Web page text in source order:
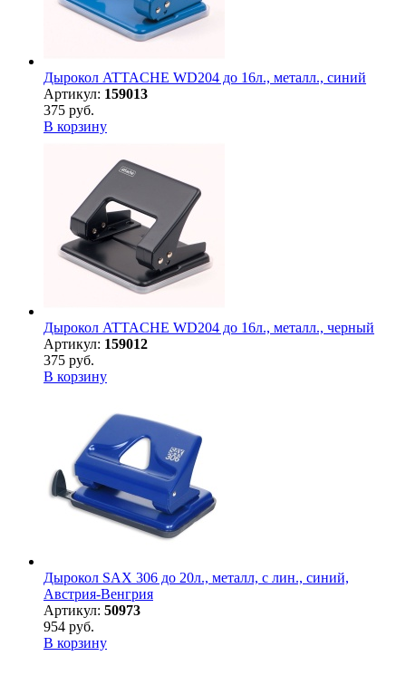
Дырокол ATTACHE WD204 до 16л., металл., синий
Артикул: 159013
375 руб.
В корзину
Дырокол ATTACHE WD204 до 16л., металл., черный
Артикул: 159012
375 руб.
В корзину
Дырокол SAX 306 до 20л., металл, с лин., синий,
Австрия-Венгрия
Артикул: 50973
954 руб.
В корзину